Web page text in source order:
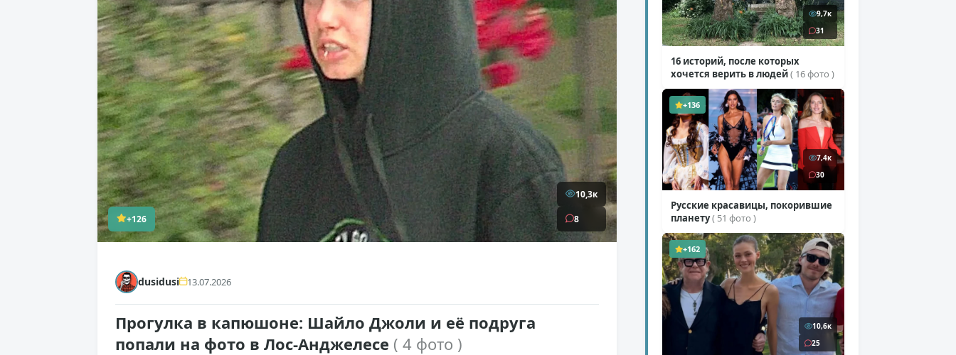
+126
10,3к
8
dusidusi 13.07.2026
Прогулка в капюшоне: Шайло Джоли и её подруга
попали на фото в Лос-Анджелесе ( 4 фото )
9,7к
31
16 историй, после которых
хочется верить в людей( 16 фото )
+136
7,4к
30
Русские красавицы, покорившие
планету( 51 фото )
+162
10,6к
25